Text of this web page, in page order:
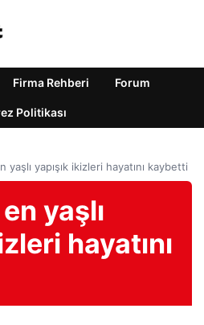
Firma Rehberi Forum
Politikası
yaşlı yapışık ikizleri hayatını kaybetti
yaşlı
hayatını